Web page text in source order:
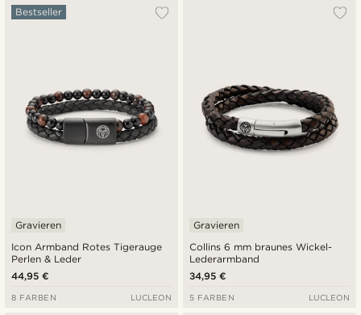
Icon Armband Rotes Tigerauge
Perlen & Leder
Bestseller
Gravieren
44,95 €
8 FARBEN LUCLEON
Collins 6 mm braunes Wickel-
Lederarmband
Gravieren
34,95 €
5 FARBEN LUCLEON